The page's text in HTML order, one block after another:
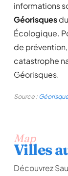
informations
Géorisques
Écologique.
de
catastrophe
Géorisques.
Source :
Map
Villes
Découvrez